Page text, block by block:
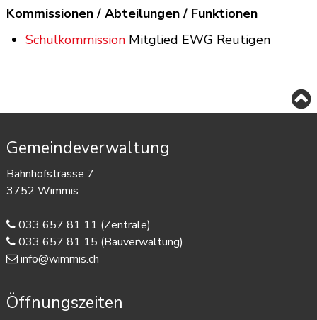
Kommissionen / Abteilungen / Funktionen
Schulkommission Mitglied EWG Reutigen
Footer
Gemeindeverwaltung
Bahnhofstrasse 7
3752 Wimmis
033 657 81 11 (Zentrale)
033 657 81 15 (Bauverwaltung)
info@wimmis.ch
Öffnungszeiten